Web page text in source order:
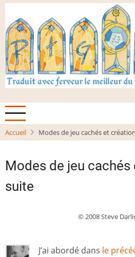
Aller
contenu
principal
Accueil Modes de jeu cachés et
Modes de jeu cachés
suite
© 2008 Steve
J’ai abordé dans le